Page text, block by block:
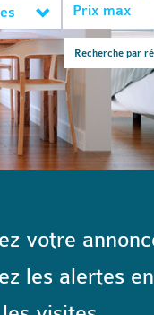
votre
les alertes